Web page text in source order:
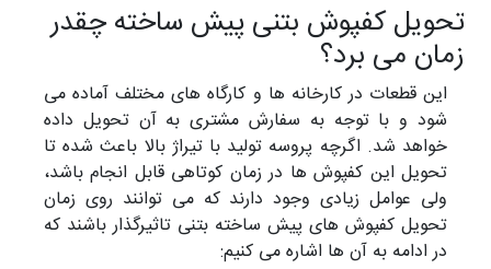
تحویل کفپوش بتنی پیش ساخته چقدر
زمان می برد؟
این قطعات در کارخانه ها و کارگاه های مختلف آماده می
شود و با توجه به سفارش مشتری به آن تحویل داده
خواهد شد. اگرچه پروسه تولید با تیراژ بالا باعث شده تا
تحویل این کفپوش ها در زمان کوتاهی قابل انجام باشد،
ولی عوامل زیادی وجود دارند که می توانند روی زمان
تحویل کفپوش های پیش ساخته بتنی تاثیرگذار باشند که
در ادامه به آن ها اشاره می کنیم: